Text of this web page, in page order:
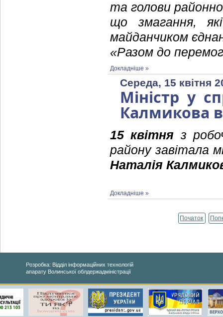
та голови
що змагання,
майданчиком
«Разом до
Докладніше »
Середа, 15 квітня
Міністр у
Калмикова
15 квітня з
району завітала
Наталія
Докладніше »
Початок
Розробка: Відділ інформаційних технологій
апарату Волинської облдержадміністрації